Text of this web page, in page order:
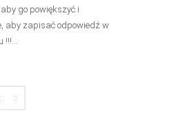
go powiększyć i
aby zapisać odpowiedź w
!!!...